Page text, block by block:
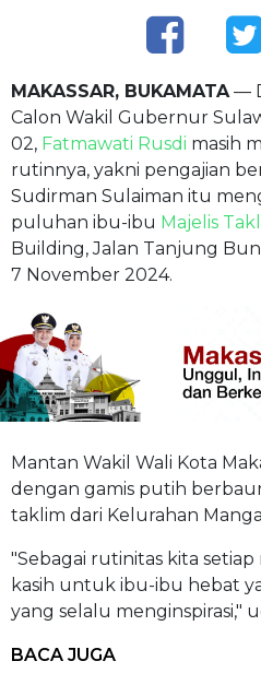
MAKASSAR, BUKAMATA —
Calon Wakil Gubernur
02, Fatmawati Rusdi masih
rutinnya, yakni pengajian
Sudirman Sulaiman itu
puluhan ibu-ibu Majelis
Building, Jalan Tanjung
7 November 2024.
Mantan Wakil Wali Kota
dengan gamis putih
taklim dari Kelurahan
"Sebagai rutinitas kita
kasih untuk ibu-ibu hebat
yang selalu menginspirasi,"
BACA JUGA